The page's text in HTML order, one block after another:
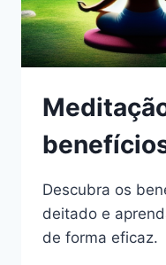
Descubra os
deitado e
de forma eficaz.